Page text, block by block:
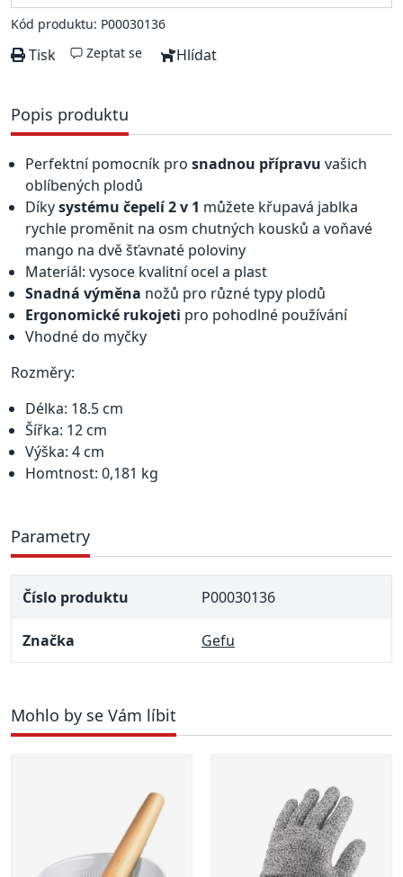
Kód produktu: P00030136
Tisk Zeptat se Hlídat
Popis produktu
Perfektní pomocník pro snadnou přípravu vašich
oblíbených plodů
Díkysystému čepelí 2 v 1 můžete křupavá jablka
rychle proměnit na osm chutných kousků a voňavé
mango na dvě šťavnaté poloviny
Materiál: vysoce kvalitní ocel a plast
Snadná výměna nožů pro různé typy plodů
Ergonomické rukojeti pro pohodlné používání
Vhodné do myčky
Rozměry:
Délka: 18.5 cm
Šířka: 12 cm
Výška: 4 cm
Homtnost: 0,181 kg
Parametry
Číslo produktu P00030136
Značka Gefu
Mohlo by se Vám líbit